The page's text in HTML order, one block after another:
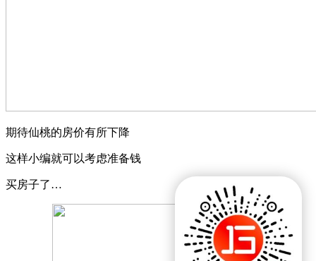
期待仙桃的房价有所下降
这样小编就可以考虑准备钱
买房子了…